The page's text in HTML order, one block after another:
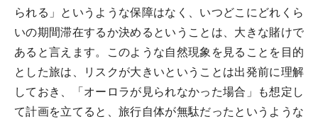
られる」というような保障はなく、いつどこにどれくら
いの期間滞在するか決めるということは、大きな賭けで
あると言えます。このような自然現象を見ることを目的
とした旅は、リスクが大きいということは出発前に理解
しておき、「オーロラが見られなかった場合」も想定し
て計画を立てると、旅行自体が無駄だったというような